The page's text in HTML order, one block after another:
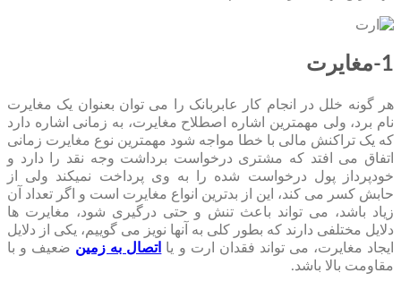
1-مغایرت
هر گونه خلل در انجام کار عابربانک را می توان بعنوان یک مغایرت
نام برد، ولی مهمترین اشاره اصطلاح مغایرت، به زمانی اشاره دارد
که یک تراکنش مالی با خطا مواجه شود مهمترین نوع مغایرت زمانی
اتفاق می افتد که مشتری درخواست برداشت وجه نقد را دارد و
خودپرداز پول درخواست شده را به وی پرداخت نمیکند ولی از
حابش کسر می کند، این از بدترین انواع مغایرت است و اگر تعداد آن
زیاد باشد، می تواند باعث تنش و حتی درگیری شود، مغایرت ها
دلایل مختلفی دارند که بطور کلی به آنها نویز می گوییم، یکی از دلایل
ایجاد مغایرت، می تواند فقدان ارت و یا اتصال به زمین ضعیف و با
مقاومت بالا باشد.